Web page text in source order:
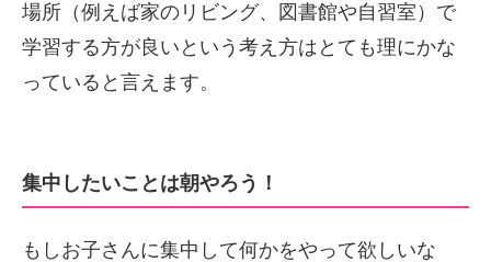
場所（例えば家のリビング、図書館や自習室）で
学習する方が良いという考え方はとても理にかな
っていると言えます。
集中したいことは朝やろう！
もしお子さんに集中して何かをやって欲しいな